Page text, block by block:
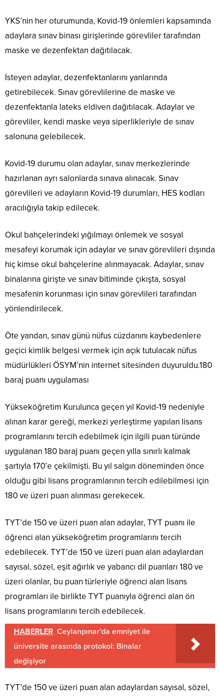
YKS’nin her oturumunda, Kovid-19 önlemleri kapsamında
adaylara sınav binası girişlerinde görevliler tarafından
maske ve dezenfektan dağıtılacak.
İsteyen adaylar, dezenfektanlarını yanlarında
getirebilecek. Sınav görevlilerine de maske ve
dezenfektanla lateks eldiven dağıtılacak. Adaylar ve
görevliler, kendi maske veya siperlikleriyle de sınav
salonuna gelebilecek.
Kovid-19 durumu olan adaylar, sınav merkezlerinde
hazırlanan ayrı salonlarda sınava alınacak. Sınav
görevlileri ve adayların Kovid-19 durumları, HES kodları
aracılığıyla takip edilecek.
Okul bahçelerindeki yığılmayı önlemek ve sosyal
mesafeyi korumak için adaylar ve sınav görevlileri dışında
hiç kimse okul bahçelerine alınmayacak. Adaylar, sınav
binalarına girişte ve sınav bitiminde çıkışta, sosyal
mesafenin korunması için sınav görevlileri tarafından
yönlendirilecek.
Öte yandan, sınav günü nüfus cüzdanını kaybedenlere
geçici kimlik belgesi vermek için açık tutulacak nüfus
müdürlükleri ÖSYM’nin internet sitesinden duyuruldu.180
baraj puanı uygulaması
Yükseköğretim Kurulunca geçen yıl Kovid-19 nedeniyle
alınan karar gereği, merkezi yerleştirme yapılan lisans
programlarını tercih edebilmek için ilgili puan türünde
uygulanan 180 baraj puanı geçen yılla sınırlı kalmak
şartıyla 170’e çekilmişti. Bu yıl salgın döneminden önce
olduğu gibi lisans programlarının tercih edilebilmesi için
180 ve üzeri puan alınması gerekecek.
TYT’de 150 ve üzeri puan alan adaylar, TYT puanı ile
öğrenci alan yükseköğretim programlarını tercih
edebilecek. TYT’de 150 ve üzeri puan alan adaylardan
sayısal, sözel, eşit ağırlık ve yabancı dil puanları 180 ve
üzeri olanlar, bu puan türleriyle öğrenci alan lisans
programları ile birlikte TYT puanıyla öğrenci alan ön
lisans programlarını tercih edebilecek.
HABERLER Ceylanpınar'da emniyet ile
üniversite arasında protokol: Binalar
değişiyor
TYT’de 150 ve üzeri puan alan adaylardan sayısal, sözel,